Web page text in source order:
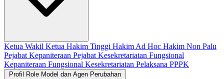
Ketua Wakil Ketua Hakim Tinggi Hakim Ad Hoc Hakim Non Palu
Pejabat Kepaniteraan Pejabat Kesekretariatan Fungsional
Kepaniteraan Fungsional Kesekretariatan Pelaksana PPPK
Profil Role Model dan Agen Perubahan